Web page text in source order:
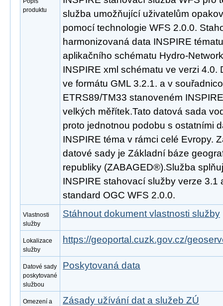
produktu
služba umožňující uživatelům
pomocí technologie WFS 2.0.0.
harmonizovaná data INSPIRE
aplikačního schématu Hydro-
INSPIRE xml schématu ve verzi 4.0.
ve formátu GML 3.2.1. a v
ETRS89/TM33 stanoveném
velkých měřítek.Tato datová sada
proto jednotnou podobu s ostatními
INSPIRE téma v rámci celé Evropy.
datové sady je Základní báze
republiky (ZABAGED®).Služba
INSPIRE stahovací služby verze 3.1
standard OGC WFS 2.0.0.
Vlastnosti
služby
Stáhnout dokument vlastnosti služby
Lokalizace
služby
https://geoportal.cuzk.gov.cz/
Datové sady
poskytované
službou
Poskytovaná data
Omezení a
Zásady užívání dat a služeb ZÚ